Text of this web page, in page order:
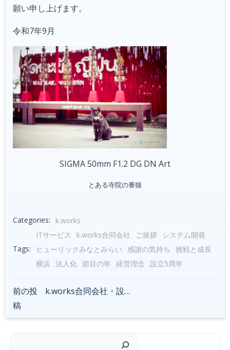
願い申し上げます。
令和7年9月
SIGMA 50mm F1.2 DG DN Art
とある寺院の番猫
Categories: k.works
Tags:
ITサービス k.works合同会社 ご挨拶
システム開発
ヒューリックみなとみらい
感謝の気持ち
挑戦と成長
横浜 法人化 節目の年 経営理念 設立5周年
Post
navigation
前の投
稿
k.works合同会社・設立4周年